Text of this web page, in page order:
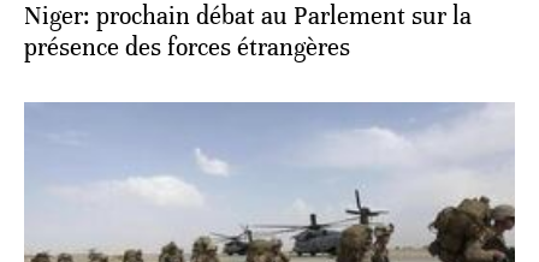
Niger: prochain débat au Parlement sur la
présence des forces étrangères